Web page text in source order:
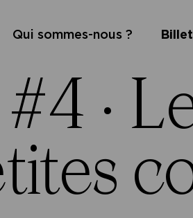
Qui sommes-nous ?
·